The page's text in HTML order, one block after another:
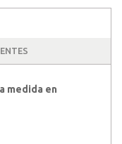
medida en